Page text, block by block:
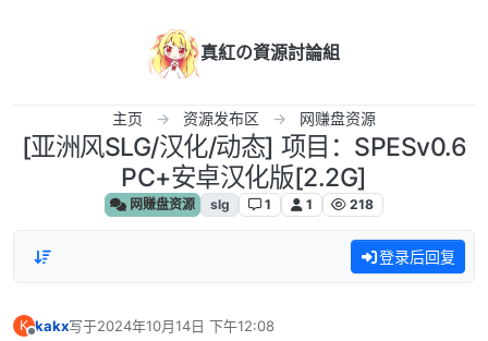
真紅の資源討論組
主页 资源发布区 网赚盘资源
[亚洲风SLG/汉化/动态] 项目：SPESv0.6
PC+安卓汉化版[2.2G]
网赚盘资源 slg 1 1 218
登录后回复
K kakx写于2024年10月14日 下午12:08
最后由 编辑